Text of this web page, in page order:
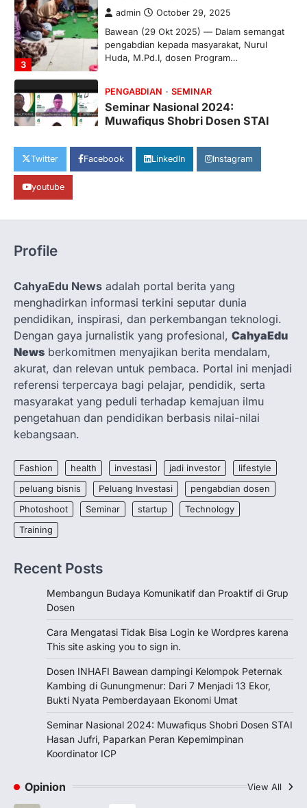
3
admin October 29, 2025
Bawean (29 Okt 2025) — Dalam semangat
pengabdian kepada masyarakat, Nurul
Huda, M.Pd.I, dosen Program…
PENGABDIAN SEMINAR
Seminar Nasional 2024:
Muwafiqus Shobri Dosen STAI
Kepemimpinan Koordinator ICP
admin December 29, 2024
1
dan Proaktif di Grup Dosen
admin May 16, 2026
Oleh: Muwafiqus Shobri, M.Pd.I Dosen
Fakultas Tarbiyah INHAFI Bawean Di era
digital saat ini, komunikasi…
2
ARTIKEL POPULER NEWS
SCIENCE
TRENDS
Cara Mengatasi Tidak Bisa Login
ke Wordpres karena This site
admin October 30, 2025
Pernahkan anda tidak bisa login
WordPress dengan notif “This site asking
you to sign in”?…
Gunungmenur: Dari 7 Menjadi 13
Ekonomi Umat
admin October 29, 2025
Bawean (29 Okt 2025) — Dalam semangat
pengabdian kepada masyarakat, Nurul
Huda, M.Pd.I, dosen Program…
PENGABDIAN SEMINAR
Seminar Nasional 2024:
Muwafiqus Shobri Dosen STAI
Twitter Facebook LinkedIn Instagram
youtube
Profile
CahyaEdu News adalah portal berita yang
menghadirkan informasi terkini seputar dunia
pendidikan, inspirasi, dan perkembangan teknologi.
Dengan gaya jurnalistik yang profesional, CahyaEdu
News berkomitmen menyajikan berita mendalam,
akurat, dan relevan untuk pembaca. Portal ini menjadi
referensi terpercaya bagi pelajar, pendidik, serta
masyarakat yang peduli terhadap kemajuan ilmu
pengetahuan dan pendidikan berbasis nilai-nilai
kebangsaan.
Fashion health investasi jadi investor
lifestyle
peluang bisnis
Peluang Investasi
pengabdian dosen
Photoshoot
Seminar startup
Technology
Training
Recent Posts
Membangun Budaya Komunikatif dan Proaktif di Grup
Dosen
Cara Mengatasi Tidak Bisa Login ke Wordpres karena
This site asking you to sign in.
Dosen INHAFI Bawean dampingi Kelompok Peternak
Kambing di Gunungmenur: Dari 7 Menjadi 13 Ekor,
Bukti Nyata Pemberdayaan Ekonomi Umat
Seminar Nasional 2024: Muwafiqus Shobri Dosen STAI
Hasan Jufri, Paparkan Peran Kepemimpinan
Koordinator ICP
Opinion View All